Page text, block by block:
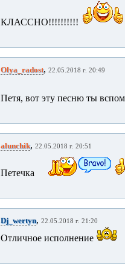
КЛАССНО!!!!!!!!!!
Olya_radost, 22.05.2018 г. 20:49
Петя, вот эту песню ты
alunchik, 22.05.2018 г. 20:51
Петечка
Dj_wertyn, 22.05.2018 г. 21:20
Отличное исполнение